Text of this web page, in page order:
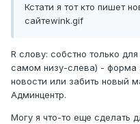
Кстати я тот кто пишет
сайтеwink.gif
R слову: собстно только
самом низу-слева) - форма
новости или забить новый
Админцентр.
Могу я что-то еще сделать